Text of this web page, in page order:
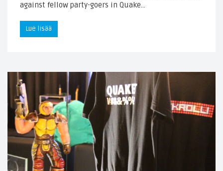
against fellow party-goers in Quake…
Lue lisää